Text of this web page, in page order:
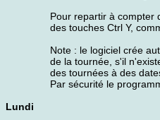
Pour repartir à compter
des touches Ctrl Y,
Note : le logiciel crée
de la tournée, s'il
des tournées à des
Par sécurité le
Lundi